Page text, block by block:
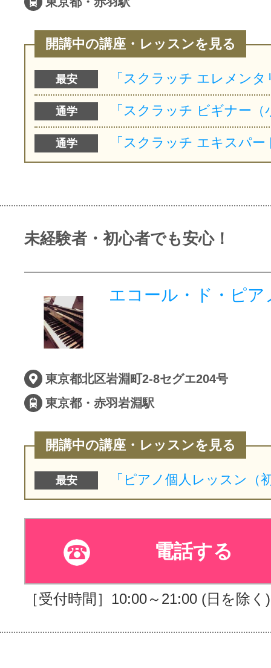
開講中の講座・レッスンを見る
最安
通学
通学
未経験者・初心者でも安心！
エコール・ド・ピア
東京都北区岩淵町2-8セグエ204号
東京都・赤羽岩淵駅
開講中の講座・レッスンを見る
最安
電話する
［受付時間］10:00～21:00 (日を除く)